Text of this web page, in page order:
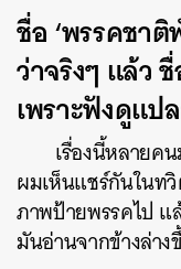
ชื่อ ‘พรรคชา
ว่าจริงๆ แล้ว
เพราะฟังดูแป
เรื่องนี้หลายค
ผมเห็นแชร์กันในท
ภาพป้ายพรรคไป แ
มันอ่านจากข้างล่า